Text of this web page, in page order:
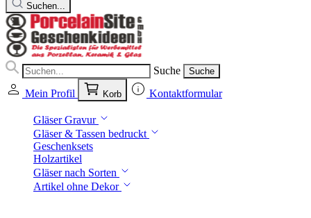
Suchen...
Suche Suche
Mein Profil Korb Kontaktformular
Gläser Gravur
Gläser & Tassen bedruckt
Geschenksets
Holzartikel
Gläser nach Sorten
Artikel ohne Dekor